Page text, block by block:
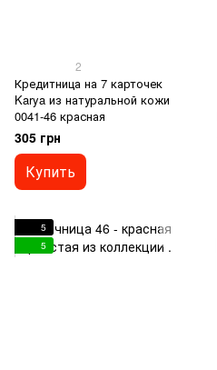
2
Кредитница на 7 карточек
Karya из натуральной кожи
0041-46 красная
305 грн
Купить
5
5